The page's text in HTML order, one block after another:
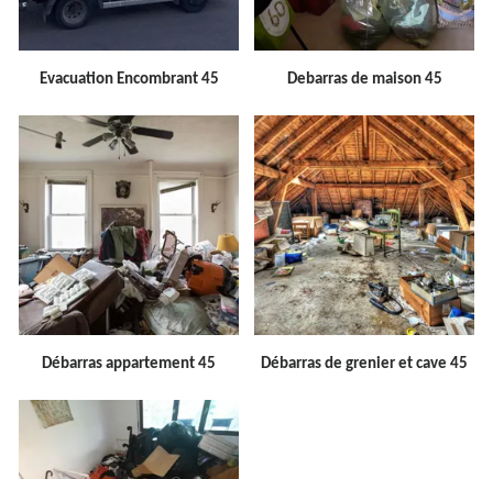
Evacuation Encombrant 45 Debarras de maison 45
Débarras appartement 45 Débarras de grenier et cave 45